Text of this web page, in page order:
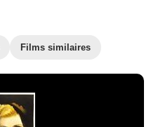
Films similaires